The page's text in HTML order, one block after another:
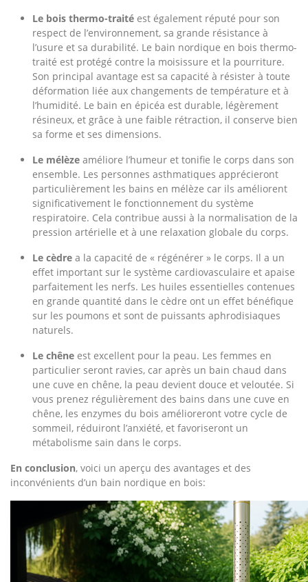
Le bois thermo-traité est également réputé pour son
respect de l’environnement, sa grande résistance à
l’usure et sa durabilité. Le bain nordique en bois thermo-
traité est protégé contre la moisissure et la pourriture.
Son principal avantage est sa capacité à résister à toute
déformation liée aux changements de température et à
l’humidité. Le bain en épicéa est durable, légèrement
résineux, et grâce à une faible rétraction, il conserve bien
sa forme et ses dimensions.
Le mélèze améliore l’humeur et tonifie le corps dans son
ensemble. Les personnes asthmatiques apprécieront
particulièrement les bains en mélèze car ils améliorent
significativement le fonctionnement du système
respiratoire. Cela contribue aussi à la normalisation de la
pression artérielle et à une relaxation globale du corps.
Le cèdre a la capacité de « régénérer » le corps. Il a un
effet important sur le système cardiovasculaire et apaise
parfaitement les nerfs. Les huiles essentielles contenues
en grande quantité dans le cèdre ont un effet bénéfique
sur les poumons et sont de puissants aphrodisiaques
naturels.
Le chêne est excellent pour la peau. Les femmes en
particulier seront ravies, car après un bain chaud dans
une cuve en chêne, la peau devient douce et veloutée. Si
vous prenez régulièrement des bains dans une cuve en
chêne, les enzymes du bois amélioreront votre cycle de
sommeil, réduiront l’anxiété, et favoriseront un
métabolisme sain dans le corps.
En conclusion, voici un aperçu des avantages et des
inconvénients d’un bain nordique en bois: